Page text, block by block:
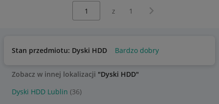
z 1 Następna strona
Stan przedmiotu: Dyski HDD Bardzo dobry
Zobacz w innej lokalizacji "Dyski HDD"
Dyski HDD Lublin (36)